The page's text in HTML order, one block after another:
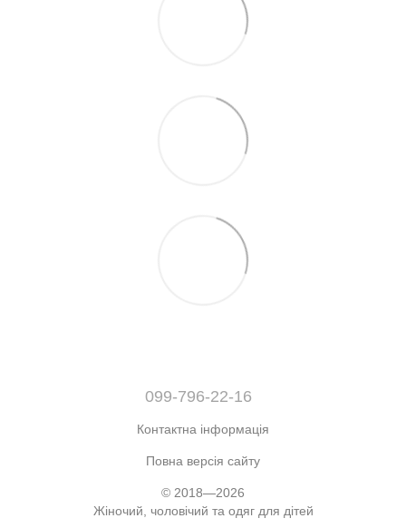
099-796-22-16
Контактна інформація
Повна версія сайту
© 2018—2026
Жіночий, чоловічий та одяг для дітей